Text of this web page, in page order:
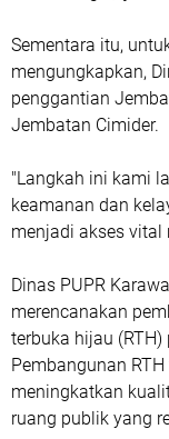
Sementara itu,
mengungkapkan,
penggantian
Jembatan Cimider.
"Langkah ini kami
keamanan dan
menjadi akses
Dinas PUPR
merencanakan
terbuka hijau
Pembangunan
meningkatkan
ruang publik yang